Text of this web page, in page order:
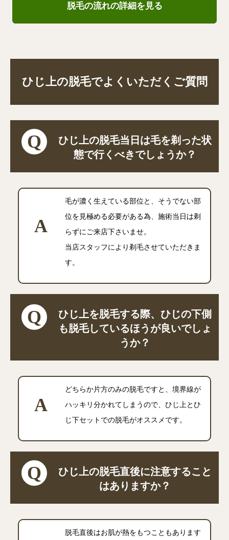
脱毛の流れの詳細を見る
ひじ上の脱毛でよくいただくご質問
ひじ上の脱毛当日は毛を剃った状
態で行くべきでしょうか？
毛が濃く生えている部位と、そうでない部
位を見極める必要がある為、施術当日は剃
らずにご来店下さいませ。
当店スタッフにより剃毛させていただきま
す。
ひじ上を脱毛する際、ひじの下側
も脱毛しているほうが良いでしょ
うか？
どちらか片方のみの脱毛ですと、境界線が
ハッキリ分かれてしまうので、ひじ上とひ
じ下セットでの脱毛がオススメです。
ひじ上の脱毛直後に注意すること
はありますか？
脱毛直後はお肌が熱をもつこともあります